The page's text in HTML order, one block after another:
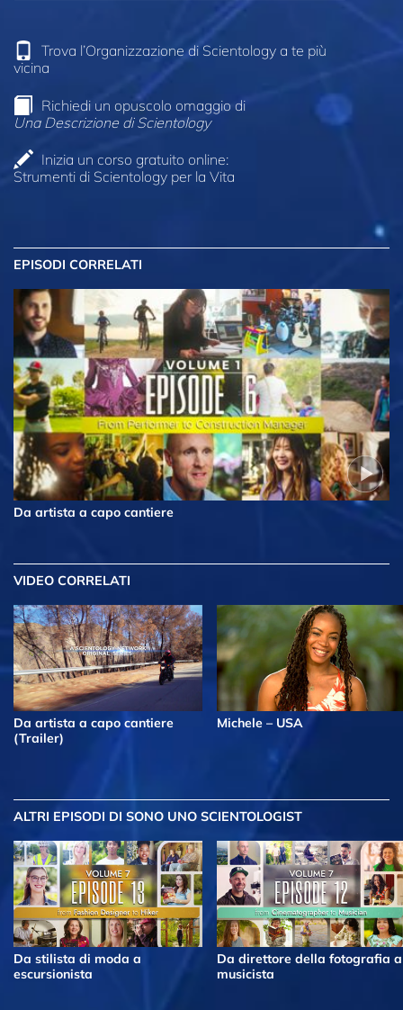
Trova l’Organizzazione di Scientology a te più
vicina
Richiedi un opuscolo omaggio di
Una Descrizione di Scientology
Inizia un corso gratuito online:
Strumenti di Scientology per la Vita
EPISODI CORRELATI
Da artista a capo cantiere
VIDEO CORRELATI
Da artista a capo cantiere
(Trailer)
Michele – USA
ALTRI EPISODI DI SONO UNO SCIENTOLOGIST
Da stilista di moda a
escursionista
Da direttore della fotografia a
musicista